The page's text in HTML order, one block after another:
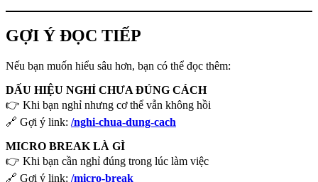
GỢI Ý ĐỌC TIẾP
Nếu bạn muốn hiểu sâu hơn, bạn có thể đọc thêm:
DẤU HIỆU NGHỈ CHƯA ĐÚNG CÁCH
👉 Khi bạn nghỉ nhưng cơ thể vẫn không hồi
🔗 Gợi ý link: /nghi-chua-dung-cach
MICRO BREAK LÀ GÌ
👉 Khi bạn cần nghỉ đúng trong lúc làm việc
🔗 Gợi ý link: /micro-break